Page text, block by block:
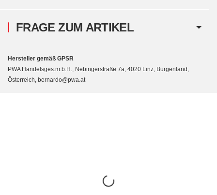
FRAGE ZUM ARTIKEL
Hersteller gemäß GPSR
PWA Handelsges.m.b.H., Nebingerstraße 7a, 4020 Linz, Burgenland,
Österreich, bernardo@pwa.at